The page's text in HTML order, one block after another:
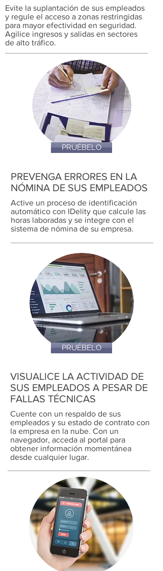
Evite la suplantación de sus empleados
y regule el acceso a zonas restringidas
para mayor efectividad en seguridad.
Agilice ingresos y salidas en sectores
de alto tráfico.
PRUÉBELO
PREVENGA ERRORES EN LA
NÓMINA DE SUS EMPLEADOS
Active un proceso de identificación
automático con IDelity que calcule las
horas laboradas y se integre con el
sistema de nómina de su empresa.
PRUÉBELO
VISUALICE LA ACTIVIDAD DE
SUS EMPLEADOS A PESAR DE
FALLAS TÉCNICAS
Cuente con un respaldo de sus
empleados y su estado de contrato con
la empresa en la nube. Con un
navegador, acceda al portal para
obtener información momentánea
desde cualquier lugar.